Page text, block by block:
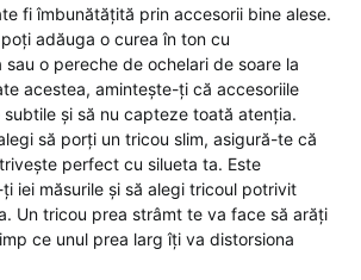
fi îmbunătățită prin accesorii bine alese.
adăuga o curea în ton cu
sau o pereche de ochelari de soare la
acestea, amintește-ți că accesoriile
și să nu capteze toată atenția.
să porți un tricou slim, asigură-te că
perfect cu silueta ta. Este
iei măsurile și să alegi tricoul potrivit
Un tricou prea strâmt te va face să arăți
ce unul prea larg îți va distorsiona